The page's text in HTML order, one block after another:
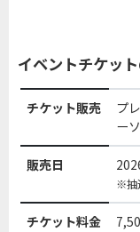
イベントチケッ
チケット販売
プ
ー
販売日
※抽
チケット料金